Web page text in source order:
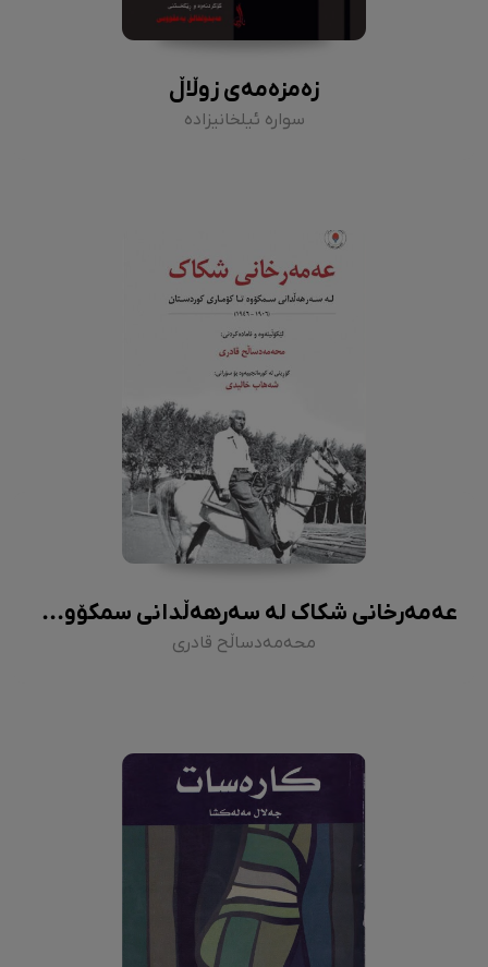
زەمزەمەی زوڵاڵ
سوارە ئیلخانیزادە
عەمەرخانی شکاک لە سەرهەڵدانی سمکۆوە تا کۆماری کوردستان (١٩٠٦ - ١٩٤٦)
محەمەدساڵح قادری